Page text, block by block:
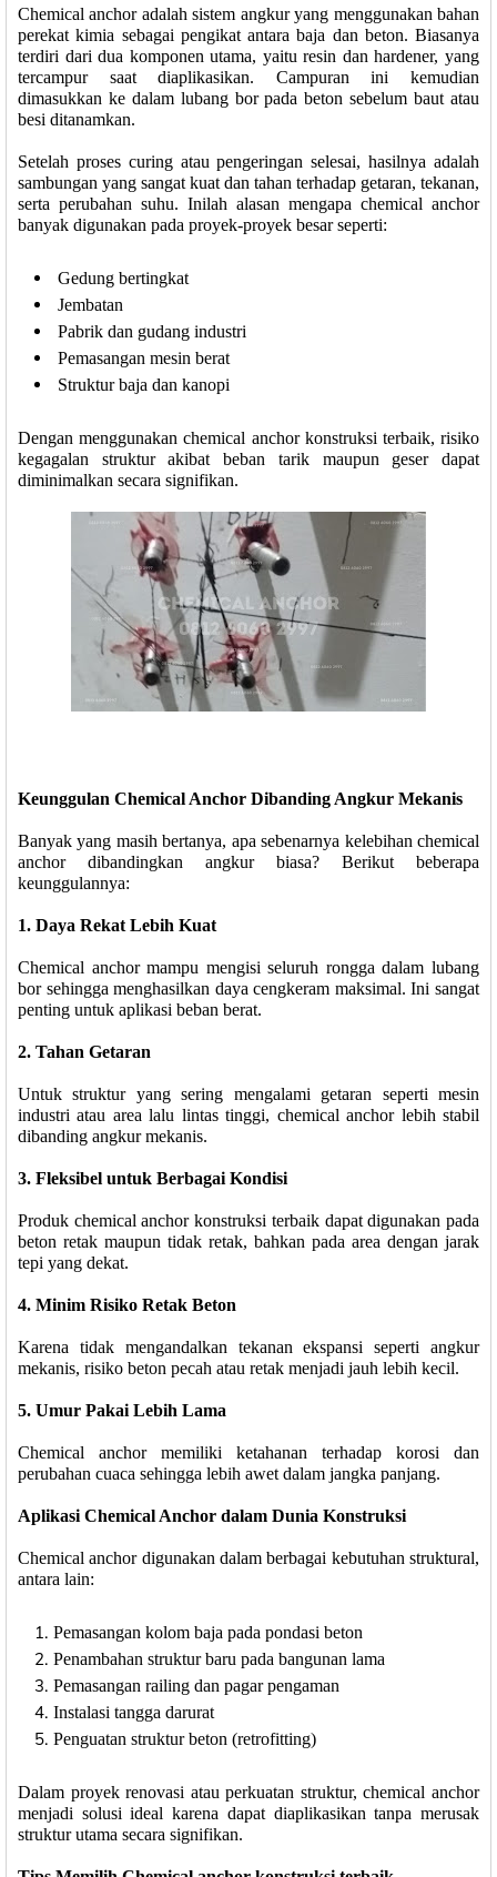
Chemical anchor adalah sistem angkur yang menggunakan bahan
perekat kimia sebagai pengikat antara baja dan beton. Biasanya
terdiri dari dua komponen utama, yaitu resin dan hardener, yang
tercampur saat diaplikasikan. Campuran ini kemudian
dimasukkan ke dalam lubang bor pada beton sebelum baut atau
besi ditanamkan.
Setelah proses curing atau pengeringan selesai, hasilnya adalah
sambungan yang sangat kuat dan tahan terhadap getaran, tekanan,
serta perubahan suhu. Inilah alasan mengapa chemical anchor
banyak digunakan pada proyek-proyek besar seperti:
Gedung bertingkat
Jembatan
Pabrik dan gudang industri
Pemasangan mesin berat
Struktur baja dan kanopi
Dengan menggunakan chemical anchor konstruksi terbaik, risiko
kegagalan struktur akibat beban tarik maupun geser dapat
diminimalkan secara signifikan.
Keunggulan Chemical Anchor Dibanding Angkur Mekanis
Banyak yang masih bertanya, apa sebenarnya kelebihan chemical
anchor dibandingkan angkur biasa? Berikut beberapa
keunggulannya:
1. Daya Rekat Lebih Kuat
Chemical anchor mampu mengisi seluruh rongga dalam lubang
bor sehingga menghasilkan daya cengkeram maksimal. Ini sangat
penting untuk aplikasi beban berat.
2. Tahan Getaran
Untuk struktur yang sering mengalami getaran seperti mesin
industri atau area lalu lintas tinggi, chemical anchor lebih stabil
dibanding angkur mekanis.
3. Fleksibel untuk Berbagai Kondisi
Produk chemical anchor konstruksi terbaik dapat digunakan pada
beton retak maupun tidak retak, bahkan pada area dengan jarak
tepi yang dekat.
4. Minim Risiko Retak Beton
Karena tidak mengandalkan tekanan ekspansi seperti angkur
mekanis, risiko beton pecah atau retak menjadi jauh lebih kecil.
5. Umur Pakai Lebih Lama
Chemical anchor memiliki ketahanan terhadap korosi dan
perubahan cuaca sehingga lebih awet dalam jangka panjang.
Aplikasi Chemical Anchor dalam Dunia Konstruksi
Chemical anchor digunakan dalam berbagai kebutuhan struktural,
antara lain:
Pemasangan kolom baja pada pondasi beton
Penambahan struktur baru pada bangunan lama
Pemasangan railing dan pagar pengaman
Instalasi tangga darurat
Penguatan struktur beton (retrofitting)
Dalam proyek renovasi atau perkuatan struktur, chemical anchor
menjadi solusi ideal karena dapat diaplikasikan tanpa merusak
struktur utama secara signifikan.